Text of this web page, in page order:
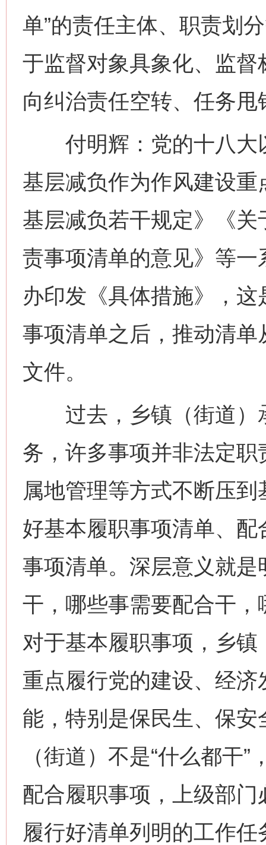
单”的责任主体、职责划
于监督对象具象化、监
向纠治责任空转、任务
付明辉：党的十八大
基层减负作为作风建设
基层减负若干规定》《
责事项清单的意见》等
办印发《具体措施》，
事项清单之后，推动清单
文件。
过去，乡镇（街道）
务，许多事项并非法定
属地管理等方式不断压
好基本履职事项清单、
事项清单。深层意义就
干，哪些事需要配合干
对于基本履职事项，乡
重点履行党的建设、经
能，特别是保民生、保
（街道）不是“什么都干
配合履职事项，上级部
履行好清单列明的工作